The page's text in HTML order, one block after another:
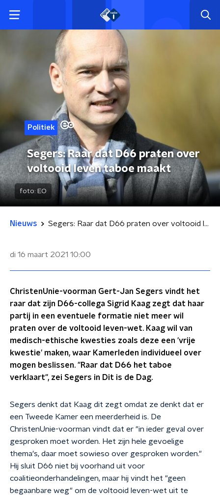
Politiek
Segers: Raar dat D66 praten over
voltooid leven taboe maakt
foto: EO
Nieuws Segers: Raar dat D66 praten over voltooid leven taboe maakt
di 16 maart 2021 10:00
ChristenUnie-voorman Gert-Jan Segers vindt het
raar dat zijn D66-collega Sigrid Kaag zegt dat haar
partij in een eventuele formatie niet meer wil
praten over de voltooid leven-wet. Kaag wil van
medisch-ethische kwesties zoals deze een 'vrije
kwestie' maken, waar Kamerleden individueel over
mogen beslissen. "Raar dat D66 het taboe
verklaart", zei Segers in Dit is de Dag.
Segers denkt dat Kaag dit zegt omdat ze denkt dat er
een Tweede Kamer een meerderheid is. De
ChristenUnie-voorman vindt dat er "in ieder geval over
gesproken moet worden. Het zijn hele gevoelige
thema's, daar moet sowieso over gesproken worden."
Hij sluit D66 niet bij voorhand uit voor
coalitieonderhandelingen, maar hij vindt het "geen
begaanbare weg" om de voltooid leven-wet uit te